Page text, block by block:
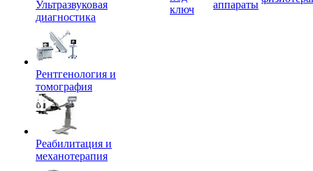
Ультразвуковая
диагностика
Рентгенология и
томография
Реабилитация и
механотерапия
ключ
аппараты